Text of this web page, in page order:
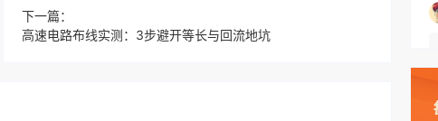
下一篇：
高速电路布线实测：3步避开等长与回流地坑